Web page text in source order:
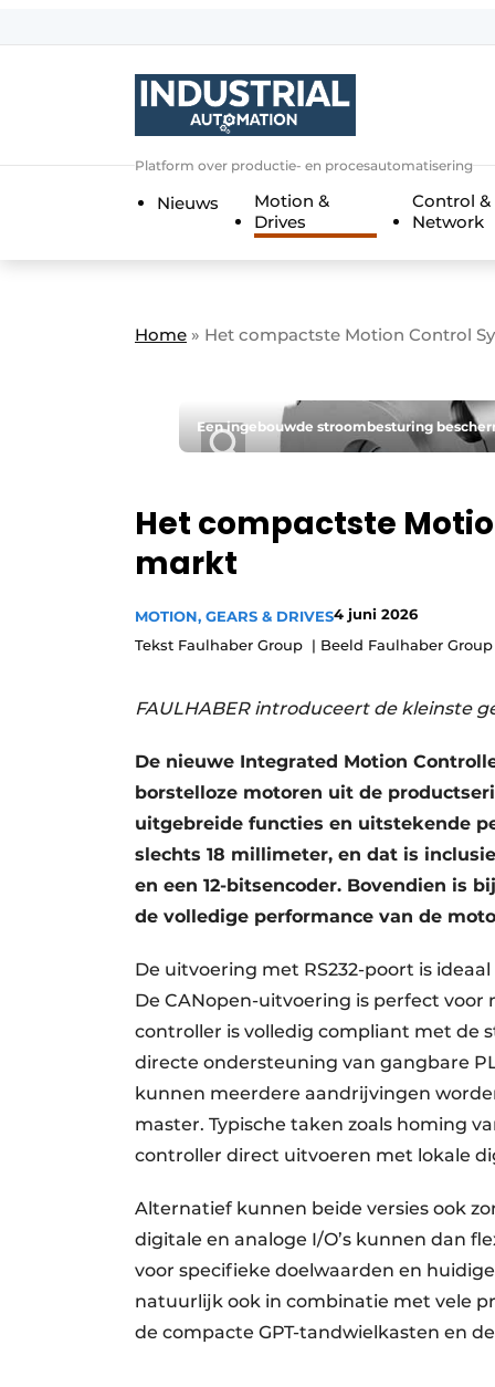
Algemene voorwaarden
Contact
Direct contact
Evenement aanmelden
Meest gelezen
Nieuwsbrief
Privacy / Cookie statement
Vacature aanmelden
Platform over productie- en procesautomatisering
Nieuws
Motion &
Drives
Control &
Network
Home » Het compactste Motion Control
Een ingebouwde stroombesturing
Het compactste
markt
MOTION, GEARS & DRIVES4 juni 2026
Tekst Faulhaber Group | Beeld Faulhaber Group
FAULHABER introduceert de kleinste
De nieuwe Integrated Motion
borstelloze motoren uit de
uitgebreide functies en uitstekende
slechts 18 millimeter, en dat is
en een 12-bitsencoder. Bovendien is
de volledige performance van de
De uitvoering met RS232-poort is
De CANopen-uitvoering is perfect
controller is volledig compliant met de
directe ondersteuning van gangbare
kunnen meerdere aandrijvingen
master. Typische taken zoals homing
controller direct uitvoeren met lokale
Alternatief kunnen beide versies ook
digitale en analoge I/O’s kunnen dan
voor specifieke doelwaarden en
natuurlijk ook in combinatie met vele
de compacte GPT-tandwielkasten en